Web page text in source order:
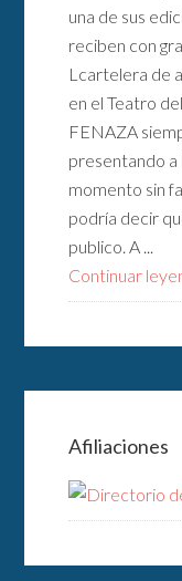
una de sus
reciben con
Lcartelera de
en el Teatro
FENAZA
presentando a
momento sin
podría decir
publico. A ...
Continuar
Afiliaciones